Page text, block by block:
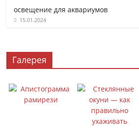
освещение для аквариумов
15.01.2024
Галерея